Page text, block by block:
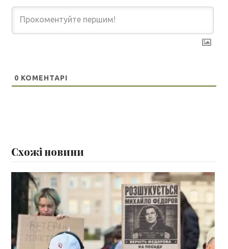
0 КОМЕНТАРІ
Схожі новини